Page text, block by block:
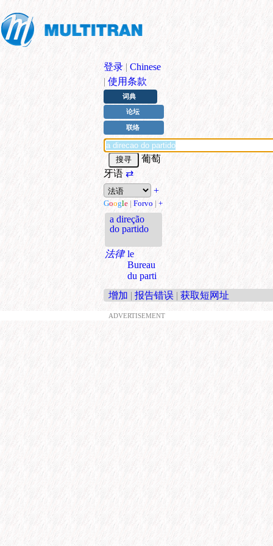
登录 | Chinese
| 使用条款
词典
论坛
联络
葡萄
牙语⇄
+
Google | Forvo | +
a direção
do partido
法律 le
Bureau
du parti
增加 | 报告错误 | 获取短网址
ADVERTISEMENT